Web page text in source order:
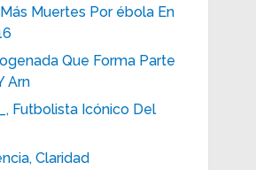
Muertes Por ébola En
Que Forma Parte
Arn
Futbolista Icónico Del
Claridad